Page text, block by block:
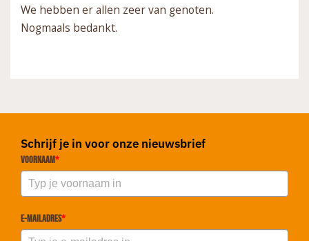
We hebben er allen zeer van genoten.
Nogmaals bedankt.
Schrijf je in voor onze nieuwsbrief
Voornaam*
E-mailadres*